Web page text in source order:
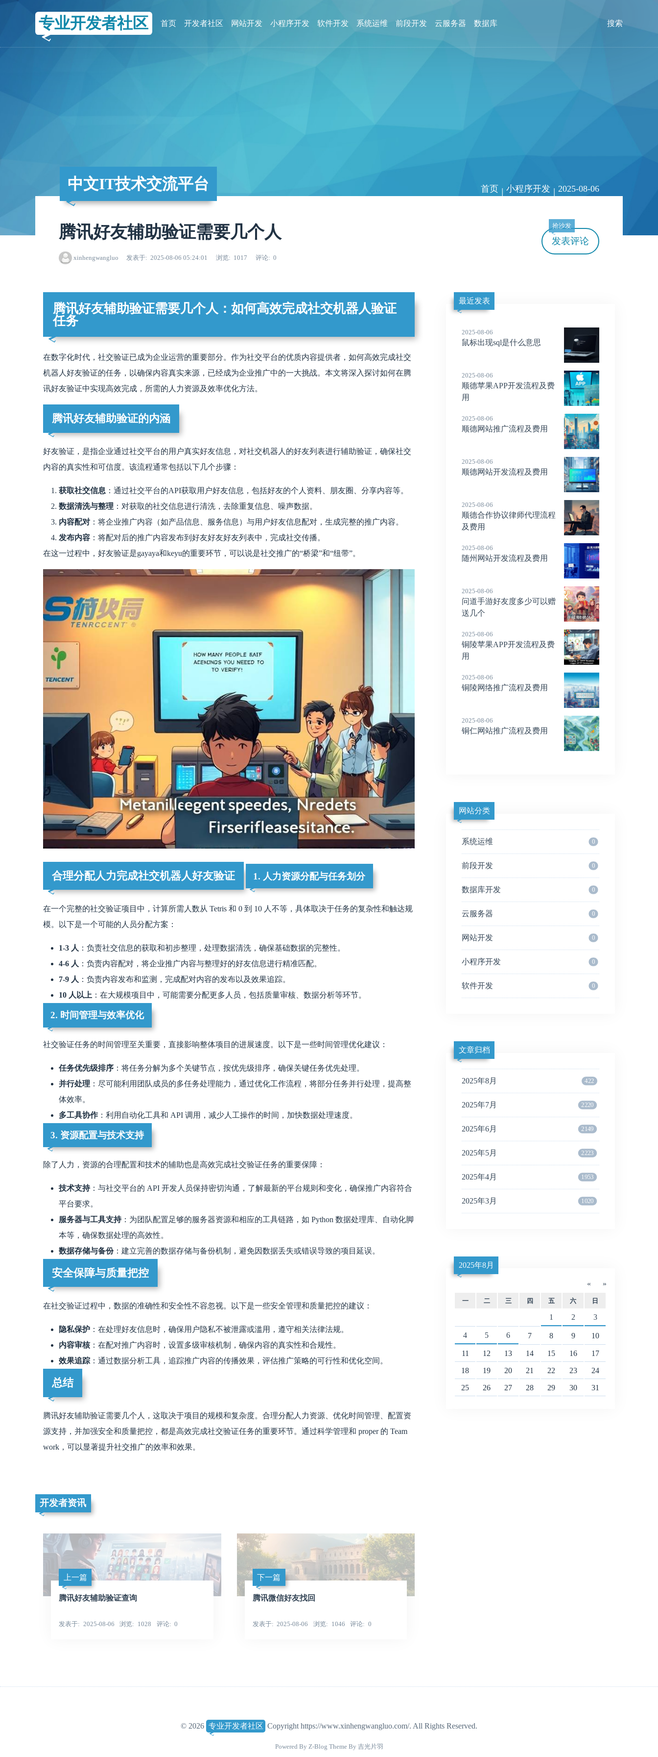
专业开发者社区 首页 开发者社区 网站开发 小程序开发 软件开发 系统运维 前段开发 云服务器 数据库 搜索
中文IT技术交流平台 首页 | 小程序开发 | 2025-08-06
腾讯好友辅助验证需要几个人
xinhengwangluo 发表于 2025-08-06 05:24:01 浏览 1017 评论 0
抢沙发
发表评论
腾讯好友辅助验证需要几个人：如何高效完成社交机器人验证
任务
在数字化时代，社交验证已成为企业运营的重要部分。作为社交平台的优质内容提供者，如何高效完成社交
机器人好友验证的任务，以确保内容真实来源，已经成为企业推广中的一大挑战。本文将深入探讨如何在腾
讯好友验证中实现高效完成，所需的人力资源及效率优化方法。
腾讯好友辅助验证的内涵
好友验证，是指企业通过社交平台的用户真实好友信息，对社交机器人的好友列表进行辅助验证，确保社交
内容的真实性和可信度。该流程通常包括以下几个步骤：
获取社交信息 ：通过社交平台的API获取用户好友信息，包括好友的个人资料、朋友圈、分享内容等。
数据清洗与整理 ：对获取的社交信息进行清洗，去除重复信息、噪声数据。
内容配对 ：将企业推广内容（如产品信息、服务信息）与用户好友信息配对，生成完整的推广内容。
发布内容 ：将配对后的推广内容发布到好友好友好友列表中，完成社交传播。
在这一过程中，好友验证是gayaya和keyu的重要环节，可以说是社交推广的“桥梁”和“纽带”。
合理分配人力完成社交机器人好友验证 1. 人力资源分配与任务划分
在一个完整的社交验证项目中，计算所需人数从 Tetris 和 0 到 10 人不等，具体取决于任务的复杂性和触达规
模。以下是一个可能的人员分配方案：
1-3 人 ：负责社交信息的获取和初步整理，处理数据清洗，确保基础数据的完整性。
4-6 人 ：负责内容配对，将企业推广内容与整理好的好友信息进行精准匹配。
7-9 人 ：负责内容发布和监测，完成配对内容的发布以及效果追踪。
10 人以上 ：在大规模项目中，可能需要分配更多人员，包括质量审核、数据分析等环节。
2. 时间管理与效率优化
社交验证任务的时间管理至关重要，直接影响整体项目的进展速度。以下是一些时间管理优化建议：
任务优先级排序 ：将任务分解为多个关键节点，按优先级排序，确保关键任务优先处理。
并行处理 ：尽可能利用团队成员的多任务处理能力，通过优化工作流程，将部分任务并行处理，提高整
体效率。
多工具协作：利用自动化工具和 API 调用，减少人工操作的时间，加快数据处理速度。
3. 资源配置与技术支持
除了人力，资源的合理配置和技术的辅助也是高效完成社交验证任务的重要保障：
技术支持：与社交平台的 API 开发人员保持密切沟通，了解最新的平台规则和变化，确保推广内容符合
平台要求。
服务器与工具支持：为团队配置足够的服务器资源和相应的工具链路，如 Python 数据处理库、自动化脚
本等，确保数据处理的高效性。
数据存储与备份：建立完善的数据存储与备份机制，避免因数据丢失或错误导致的项目延误。
安全保障与质量把控
在社交验证过程中，数据的准确性和安全性不容忽视。以下是一些安全管理和质量把控的建议：
隐私保护 ：在处理好友信息时，确保用户隐私不被泄露或滥用，遵守相关法律法规。
内容审核：在配对推广内容时，设置多级审核机制，确保内容的真实性和合规性。
效果追踪 ：通过数据分析工具，追踪推广内容的传播效果，评估推广策略的可行性和优化空间。
总结
腾讯好友辅助验证需要几个人，这取决于项目的规模和复杂度。合理分配人力资源、优化时间管理、配置资
源支持，并加强安全和质量把控，都是高效完成社交验证任务的重要环节。通过科学管理和 proper 的 Team
work，可以显著提升社交推广的效率和效果。
开发者资讯
上一篇
腾讯好友辅助验证查询
发表于 2025-08-06 浏览 1028 评论 0
下一篇
腾讯微信好友找回
发表于 2025-08-06 浏览 1046 评论 0
最近发表
2025-08-06
鼠标出现sql是什么意思
2025-08-06
顺德苹果APP开发流程及费
用
2025-08-06
顺德网站推广流程及费用
2025-08-06
顺德网站开发流程及费用
2025-08-06
顺德合作协议律师代理流程
及费用
2025-08-06
随州网站开发流程及费用
2025-08-06
问道手游好友度多少可以赠
送几个
2025-08-06
铜陵苹果APP开发流程及费
用
2025-08-06
铜陵网络推广流程及费用
2025-08-06
铜仁网站推广流程及费用
网站分类
系统运维 0
前段开发 0
数据库开发 0
云服务器 0
网站开发 0
小程序开发 0
软件开发 0
文章归档
2025年8月 422
2025年7月 2220
2025年6月 2149
2025年5月 2223
2025年4月 1953
2025年3月 1020
«
2025年8月
»
一 二 三 四 五 六 日
1 2 3
4 5 6 7 8 9 10
11 12 13 14 15 16 17
18 19 20 21 22 23 24
25 26 27 28 29 30 31
© 2026 专业开发者社区 Copyright https://www.xinhengwangluo.com/. All Rights Reserved.
Powered By Z-Blog Theme By 吉光片羽